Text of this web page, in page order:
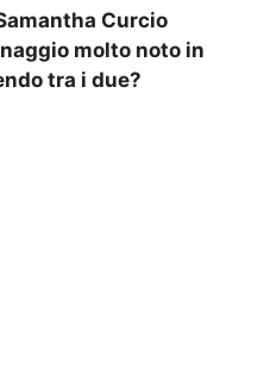
Curcio
molto noto in
tra i due?